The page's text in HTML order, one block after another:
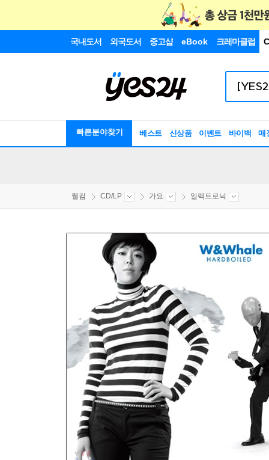
국내도서 외국도서 중고샵 eBook 크레마클럽
빠른분야찾기 베스트 신상품 이벤트 바이백 매
웰컴 CD/LP 가요 일렉트로닉